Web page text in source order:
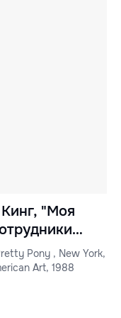
"Моя
Pony , New York,
Art, 1988